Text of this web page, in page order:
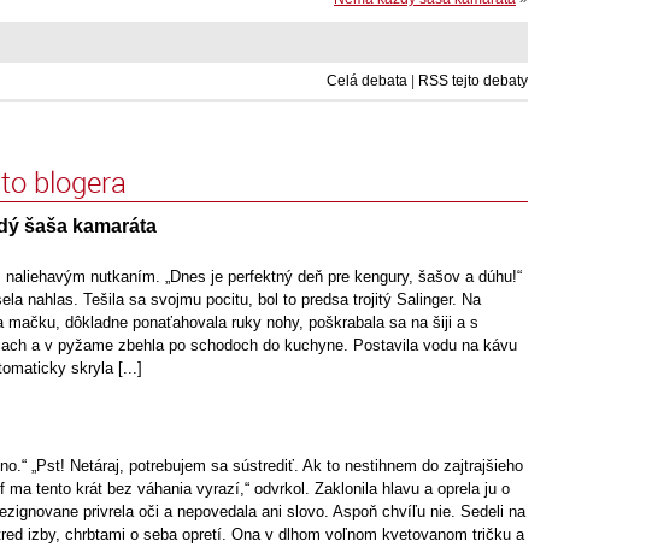
Celá debata RSS tejto debaty
blogera
šaša kamaráta
nutkaním. „Dnes je perfektný deň pre kengury, šašov a dúhu!“
nahlas. Tešila sa svojmu pocitu, bol to predsa trojitý Salinger. Na
mačku, dôkladne ponaťahovala ruky nohy, poškrabala sa na šiji a s
a v pyžame zbehla po schodoch do kuchyne. Postavila vodu na kávu
skryla [...]
„Pst! Netáraj, potrebujem sa sústrediť. Ak to nestihnem do zajtrajšieho
ma tento krát bez váhania vyrazí,“ odvrkol. Zaklonila hlavu a oprela ju o
privrela oči a nepovedala ani slovo. Aspoň chvíľu nie. Sedeli na
izby, chrbtami o seba opretí. Ona v dlhom voľnom kvetovanom tričku a